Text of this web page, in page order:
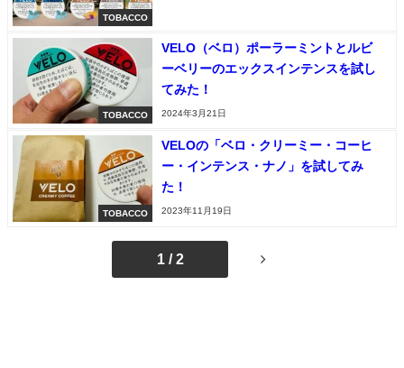
TOBACCO
TOBACCO
VELO（ベロ）ポーラーミントとルビ
ーベリーのエックスインテンスを試し
てみた！
2024年3月21日
TOBACCO
VELOの「ベロ・クリーミー・コーヒ
ー・インテンス・ナノ」を試してみ
た！
2023年11月19日
1 / 2